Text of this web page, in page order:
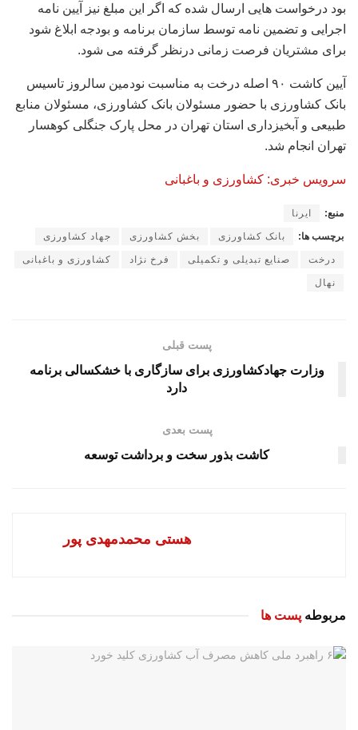
بود درخواست هایی ارسال شده که اگر این مبلغ نیز آیین نامه
اجرایی و تضمین نامه توسط سازمان برنامه و بودجه ابلاغ شود
برای مشتریان فرصت زمانی درنظر گرفته می شود.
آیین کاشت ۹۰ اصله درخت به مناسبت نودمین سالروز تاسیس
بانک کشاورزی با حضور مسئولان بانک کشاورزی، مسئولان منابع
طبیعی و آبخیزداری استان تهران در محل پارک جنگلی کوهسار
تهران انجام شد.
سرویس خبری: کشاورزی و باغبانی
منبع: ایرنا
برچسب ها: بانک کشاورزی بخش کشاورزی جهاد کشاورزی
درخت صنایع تبدیلی و تکمیلی فرخ نژاد کشاورزی و باغبانی
نهال
پست قبلی
وزارت جهادکشاورزی برای سازگاری با خشکسالی برنامه
دارد
پست بعدی
کاشت بذور سخت و برداشت توسعه
هستی محمدمهدی پور
مربوطه پست ها